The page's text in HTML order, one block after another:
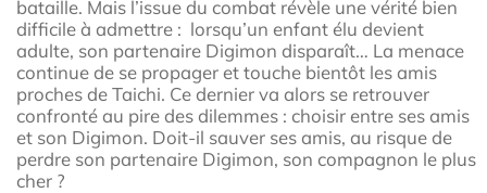
bataille. Mais l’issue du combat révèle une vérité bien
difficile à admettre : lorsqu’un enfant élu devient
adulte, son partenaire Digimon disparaît… La menace
continue de se propager et touche bientôt les amis
proches de Taichi. Ce dernier va alors se retrouver
confronté au pire des dilemmes : choisir entre ses amis
et son Digimon. Doit-il sauver ses amis, au risque de
perdre son partenaire Digimon, son compagnon le plus
cher ?